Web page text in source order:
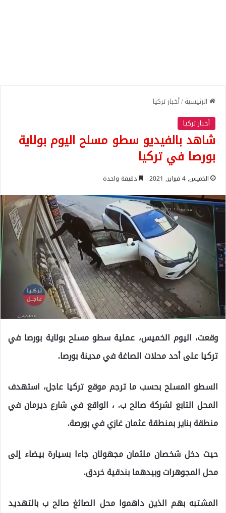
الرئيسية/أخبار تركيا
أخبار تركيا
شاهد بالفيديو سطو مسلح اليوم بولاية
بورصا في تركيا
الخميس, 4 فبراير, 2021 دقيقة واحدة
وقعت، اليوم الخميس، عملية سطو مسلح بولاية بورصا في
تركيا على أحد محلات الصاغة في مدينة بورصا.
السطو المسلح بحسب ما ترجم موقع تركيا عاجل، استهدف
المحل التابع لشركة صالح ب. ، الواقع في شارع ديرمان في
منطقة بناير بمنطقة عثمان غازي في بورصة.
حيث دخل شخصان ملثمان مجهولان جاءا بسيارة بيضاء إلى
محل المجوهرات وبيدهما بندقية خردق.
المشتبه بهم الذين داهموا محل الصائغ صالح ب بالتهديد